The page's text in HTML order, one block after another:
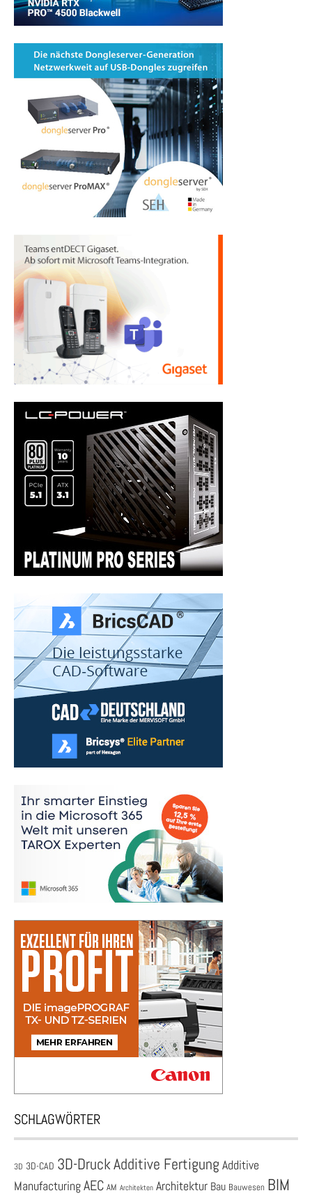
SCHLAGWÖRTER
3D 3D-CAD 3D-DruckAdditive Fertigung Additive
ManufacturingAEC AM Architekten Architektur Bau Bauwesen BIM